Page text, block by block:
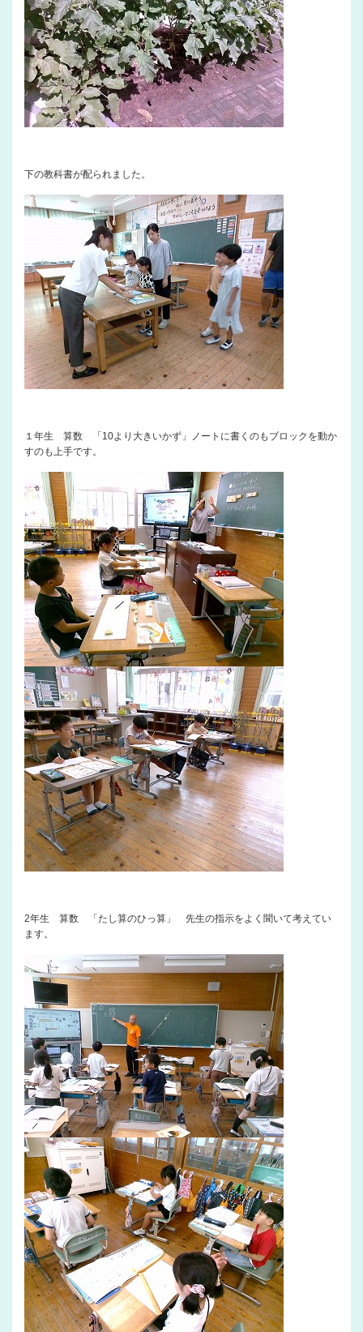
下の教科書が配られました。
１年生 算数 「10より大きいかず」ノートに書くのもブロックを動か
すのも上手です。
2年生 算数 「たし算のひっ算」 先生の指示をよく聞いて考えてい
ます。